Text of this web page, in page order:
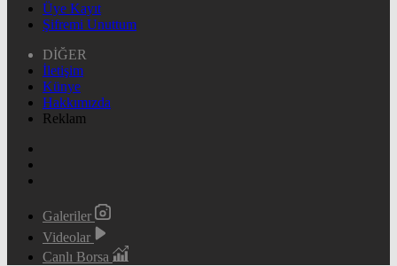
Üye Kayıt
Şifremi Unuttum
DİĞER
İletişim
Künye
Hakkımızda
Reklam
Galeriler
Videolar
Canlı Borsa